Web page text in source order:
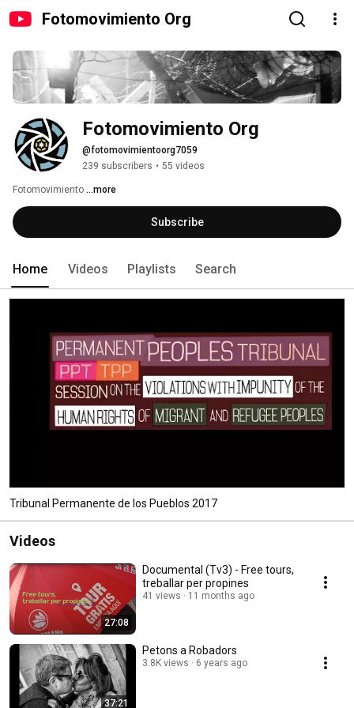
Fotomovimiento Org
Fotomovimiento Org
@fotomovimientoorg7059
239 subscribers • 55 videos
Fotomovimiento ...more
Subscribe
Home Videos Playlists Search
Tribunal Permanente de los Pueblos 2017
Videos
27:08
Documental (Tv3) - Free tours,
treballar per propines
41 views 11 months ago
37:21
Petons a Robadors
3.8K views 6 years ago